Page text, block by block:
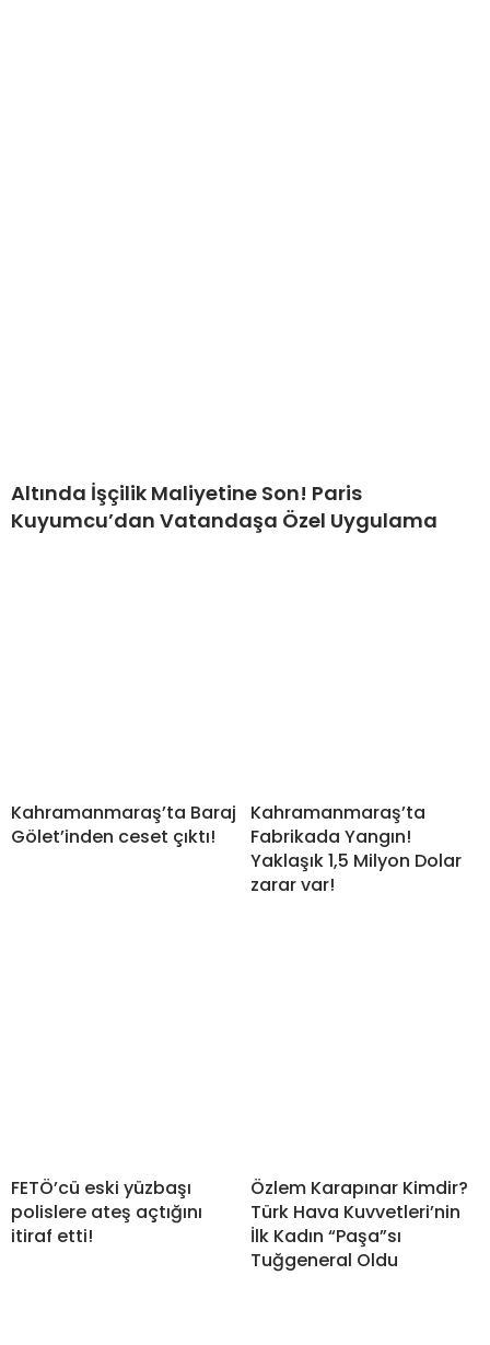
Altında İşçilik Maliyetine Son! Paris
Kuyumcu’dan Vatandaşa Özel Uygulama
Kahramanmaraş’ta Baraj
Gölet’inden ceset çıktı!
Kahramanmaraş’ta
Fabrikada Yangın!
Yaklaşık 1,5 Milyon Dolar
zarar var!
FETÖ’cü eski yüzbaşı
polislere ateş açtığını
itiraf etti!
Özlem Karapınar Kimdir?
Türk Hava Kuvvetleri’nin
İlk Kadın “Paşa”sı
Tuğgeneral Oldu